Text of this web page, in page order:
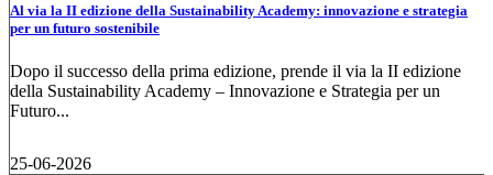
Al via la II edizione della Sustainability Academy: innovazione e strategia
per un futuro sostenibile
Dopo il successo della prima edizione, prende il via la II edizione
della Sustainability Academy – Innovazione e Strategia per un
Futuro...
25-06-2026